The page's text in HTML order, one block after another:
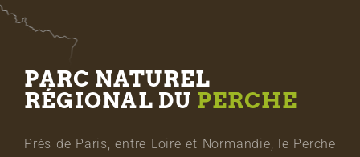
PARC NATUREL
RÉGIONAL DU PERCHE
Près de Paris, entre Loire et Normandie, le Perche